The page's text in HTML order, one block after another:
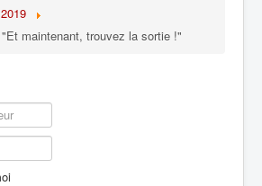
maintenant, trouvez la sortie !"